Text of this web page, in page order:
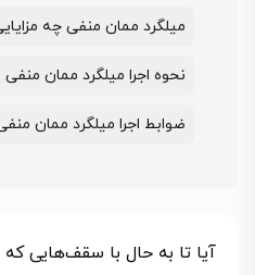
میلگرد ممان منفی چه
نحوه اجرا میلگرد ممان منفی
ضوابط اجرا میلگرد ممان
آیا تا به حال با سقف‌هایی که